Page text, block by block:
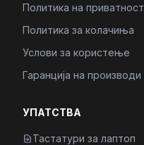
Политика на приватност
Политика за колачиња
Услови за користење
Гаранција на производи
УПАТСТВА
Тастатури за лаптоп